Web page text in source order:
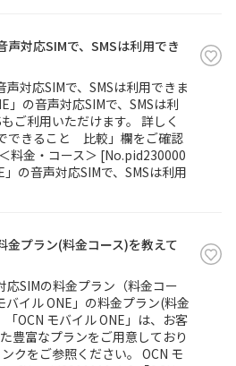
声対応SIMで、SMSは利用でき
声対応SIMで、SMSは利用できま
」の音声対応SIMで、SMSは利
ご利用いただけます。 詳しく
できること 比較」欄をご確認
料金・コース＞ [No.pid230000
の音声対応SIMで、SMSは利用
金プラン(料金コース)を教えて
応SIMの料金プラン（料金コー
バイル ONE」の料金プラン(料金
OCN モバイル ONE」は、お客
豊富なプランをご用意しており
クをご参照ください。 OCN モ